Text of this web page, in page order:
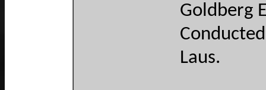
Goldberg
Laus.